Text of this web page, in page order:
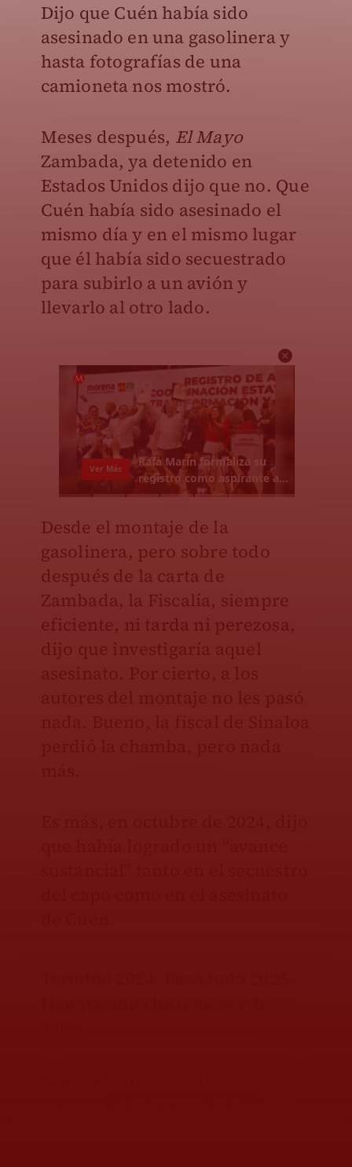
Dijo que Cuén había sido
asesinado en una gasolinera y
hasta fotografías de una
camioneta nos mostró.
Meses después, El Mayo
Zambada, ya detenido en
Estados Unidos dijo que no. Que
Cuén había sido asesinado el
mismo día y en el mismo lugar
que él había sido secuestrado
para subirlo a un avión y
llevarlo al otro lado.
Desde el montaje de la
gasolinera, pero sobre todo
después de la carta de
Zambada, la Fiscalía, siempre
eficiente, ni tarda ni perezosa,
dijo que investigaría aquel